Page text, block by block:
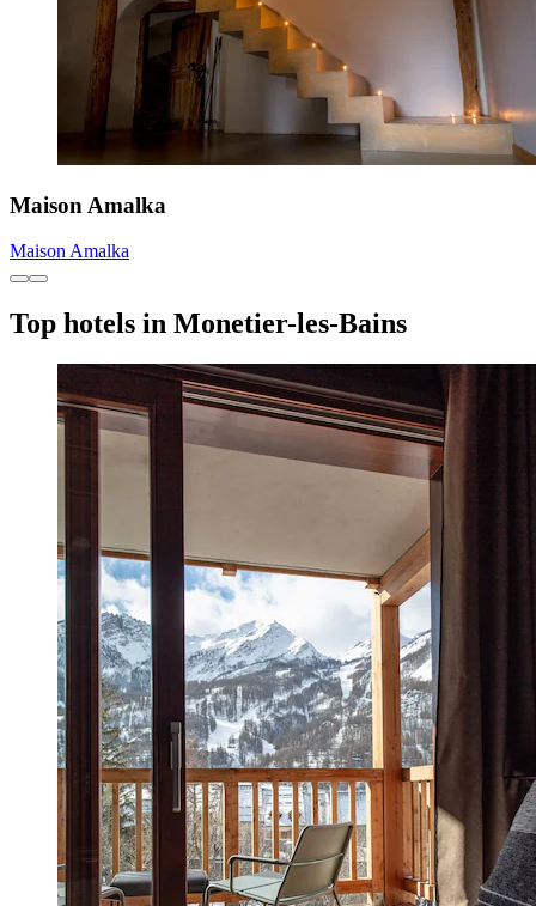
Maison Amalka
Maison Amalka
Top hotels in Monetier-les-Bains